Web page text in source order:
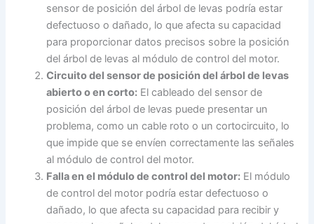
sensor de posición del árbol de levas podría estar
defectuoso o dañado, lo que afecta su capacidad
para proporcionar datos precisos sobre la posición
del árbol de levas al módulo de control del motor.
Circuito del sensor de posición del árbol de levas
abierto o en corto: El cableado del sensor de
posición del árbol de levas puede presentar un
problema, como un cable roto o un cortocircuito, lo
que impide que se envíen correctamente las señales
al módulo de control del motor.
Falla en el módulo de control del motor: El módulo
de control del motor podría estar defectuoso o
dañado, lo que afecta su capacidad para recibir y